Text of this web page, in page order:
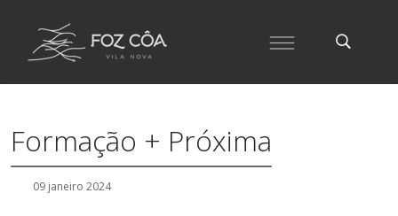
Formação + Próxima
09 janeiro 2024